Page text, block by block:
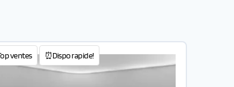
ventes ⏰Dispo rapide!